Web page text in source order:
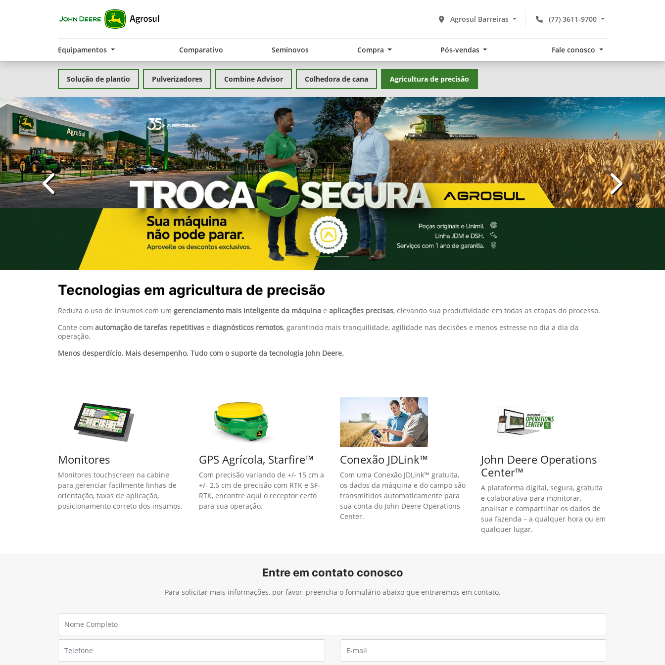
(77) 3611-9700
Agrosul Barreiras
Equipamentos Comparativo Seminovos Compra Pós-vendas Fale conosco
Solução de plantio Pulverizadores Combine Advisor Colhedora de cana Agricultura de precisão
templates.template-01.components.carousel.texts.control_prev
Tecnologias em agricultura de precisão
Reduza o uso de insumos com um gerenciamento mais inteligente da máquina e aplicações precisas, elevando sua produtividade em todas as etapas do processo.
Conte com automação de tarefas repetitivas e diagnósticos remotos, garantindo mais tranquilidade, agilidade nas decisões e menos estresse no dia a dia da
operação.
Menos desperdício. Mais desempenho. Tudo com o suporte da tecnologia John Deere.
Monitores
Monitores touchscreen na cabine
para gerenciar facilmente linhas de
orientação, taxas de aplicação,
posicionamento correto dos insumos.
GPS Agrícola, Starfire™
Com precisão variando de +/- 15 cm a
+/- 2,5 cm de precisão com RTK e SF-
RTK, encontre aqui o receptor certo
para sua operação.
Conexão JDLink™
Com uma Conexão JDLink™ gratuita,
os dados da máquina e do campo são
transmitidos automaticamente para
sua conta do John Deere Operations
Center.
John Deere Operations
Center™
A plataforma digital, segura, gratuita
e colaborativa para monitorar,
analisar e compartilhar os dados de
sua fazenda – a qualquer hora ou em
qualquer lugar.
Entre em contato conosco
Para solicitar mais informações, por favor, preencha o formulário abaixo que entraremos em contato.